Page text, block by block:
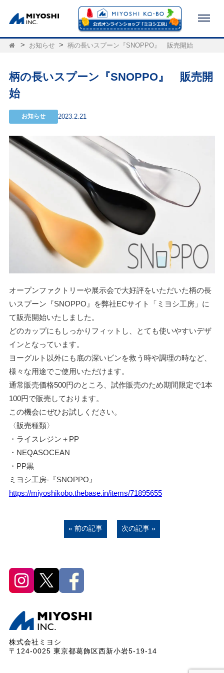
お知らせ 柄の長いスプーン『SNOPPO』 販売開始
柄の長いスプーン『SNOPPO』 販売開
始
お知らせ 2023.2.21
オープンファクトリーや展示会で大好評をいただいた柄の長
いスプーン『SNOPPO』を弊社ECサイト「ミヨシ工房」に
て販売開始いたしました。
どのカップにもしっかりフィットし、とても使いやすいデザ
インとなっています。
ヨーグルト以外にも底の深いビンを救う時や調理の時など、
様々な用途でご使用いただけます。
通常販売価格500円のところ、試作販売のため期間限定で1本
100円で販売しております。
この機会にぜひお試しください。
〈販売種類〉
・ライスレジン＋PP
・NEQASOCEAN
・PP黒
ミヨシ工房-『SNOPPO』
https://miyoshikobo.thebase.in/items/71895655
« 前の記事 次の記事 »
株式会社ミヨシ
〒124-0025 東京都葛飾区西新小岩5-19-14